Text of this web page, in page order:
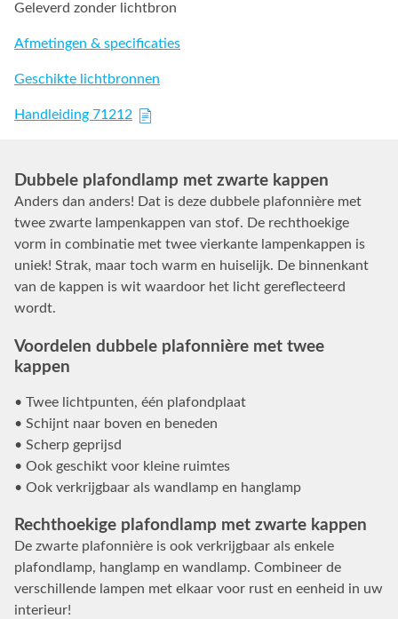
Geleverd zonder lichtbron
Afmetingen & specificaties
Geschikte lichtbronnen
Handleiding 71212
Dubbele plafondlamp met zwarte kappen
Anders dan anders! Dat is deze dubbele plafonnière met
twee zwarte lampenkappen van stof. De rechthoekige
vorm in combinatie met twee vierkante lampenkappen is
uniek! Strak, maar toch warm en huiselijk. De binnenkant
van de kappen is wit waardoor het licht gereflecteerd
wordt.
Voordelen dubbele plafonnière met twee
kappen
• Twee lichtpunten, één plafondplaat
• Schijnt naar boven en beneden
• Scherp geprijsd
• Ook geschikt voor kleine ruimtes
• Ook verkrijgbaar als wandlamp en hanglamp
Rechthoekige plafondlamp met zwarte kappen
De zwarte plafonnière is ook verkrijgbaar als enkele
plafondlamp, hanglamp en wandlamp. Combineer de
verschillende lampen met elkaar voor rust en eenheid in uw
interieur!